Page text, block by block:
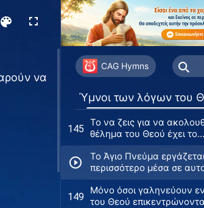
να
CAG Hymns
Ύμνοι των λόγων του
έργο του Αγίου
141
Ακολούθησε το νέο έργο
Πνεύματος για να
έπαινο του Θεού
142
Ακολουθείς το τωρινό
Θεού;
144 στο θέλημα του Θεού
145
Το να ζεις για να
θέλημα του Θεού έχει το
μεγαλύτερο νόημα
Το Άγιο Πνεύμα
περισσότερο μέσα σε
λαχταρούν να γίνουν
149
Μόνο όσοι γαληνεύουν
του Θεού